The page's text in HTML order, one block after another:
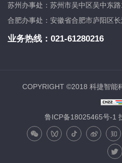
苏州办事处：苏州市吴中区吴中东
合肥办事处：安徽省合肥市庐阳区
业务热线： 021-61280216
COPYRIGHT ©2018 科捷智能
鲁ICP备18025465号-1